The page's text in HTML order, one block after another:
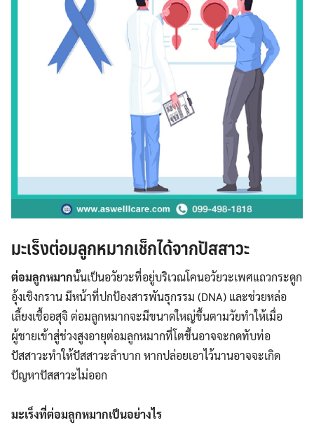
มะเร็งต่อมลูกหมากเช็กได้จากปัสสาวะ
ต่อมลูกหมากนั้นเป็นอวัยวะที่อยู่บริเวณโคนอวัยวะเพศแถวกระดูก
อุ้งเชิงกราน มีหน้าที่ปกป้องสารพันธุกรรม (DNA) และช่วยหล่อ
เลี้ยงเชื้ออสุจิ ต่อมลูกหมากจะมีขนาดใหญ่ขึ้นตามวัยทำให้เมื่อ
ผู้ชายเข้าสู่ช่วงสูงอายุต่อมลูกหมากที่โตขึ้นอาจจะกดทับท่อ
ปัสสาวะทำให้ปัสสาวะลำบาก หากปล่อยเอาไว้นานอาจจะเกิด
ปัญหาปัสสาวะไม่ออก
มะเร็งที่ต่อมลูกหมากเป็นอย่างไร